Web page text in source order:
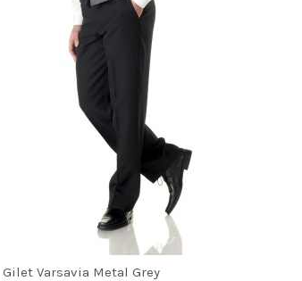
Gilet Varsavia Metal Grey